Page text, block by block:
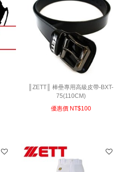
║ZETT║ 棒壘專用高級皮帶-BXT-
75(110CM)
優惠價 NT$100